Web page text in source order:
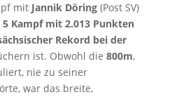
mit Jannik Döring (Post SV)
5 Kampf mit 2.013 Punkten
Rekord bei der
ist. Obwohl die 800m,
nie zu seiner
war das breite,